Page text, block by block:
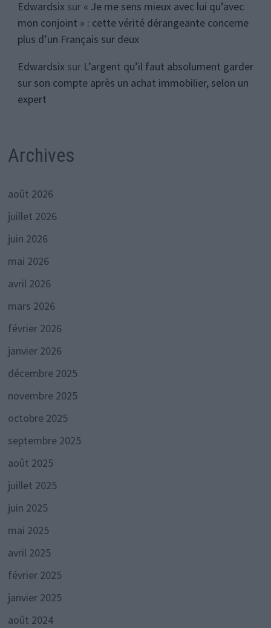
Edwardsixsur « Je me sens mieux avec lui qu’avec
mon conjoint » : cette vérité dérangeante concerne
plus d’un Français sur deux
Edwardsixsur L’argent qu’il faut absolument garder
sur son compte après un achat immobilier, selon un
expert
Archives
août 2026
juillet 2026
juin 2026
mai 2026
avril 2026
mars 2026
février 2026
janvier 2026
décembre 2025
novembre 2025
octobre 2025
septembre 2025
août 2025
juillet 2025
juin 2025
mai 2025
avril 2025
février 2025
janvier 2025
août 2024